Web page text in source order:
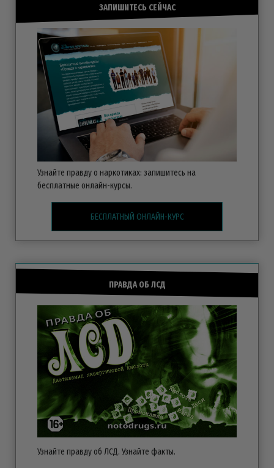
ЗАПИШИТЕСЬ СЕЙЧАС
Узнайте правду о наркотиках: запишитесь на
бесплатные онлайн-курсы.
БЕСПЛАТНЫЙ ОНЛАЙН-КУРС
ПРАВДА ОБ ЛСД
Узнайте правду об ЛСД. Узнайте факты.